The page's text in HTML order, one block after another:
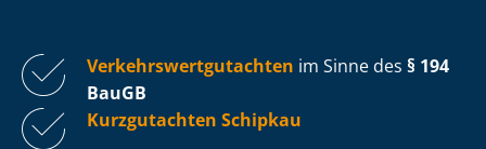
Ver­kehrs­wert­gut­ach­ten im Sinne des § 194
BauGB
Kurzgutachten Schipkau